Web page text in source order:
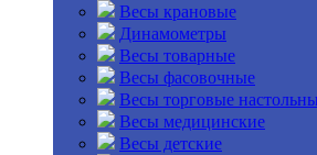
Весы крановые
Динамометры
Весы товарные
Весы фасовочные
Весы торговые
Весы медицинские
Весы детские